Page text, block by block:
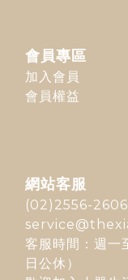
會員專區
加入會員
會員權益
網站客服
(02)2556-2606
客服時間：週一
日公休）